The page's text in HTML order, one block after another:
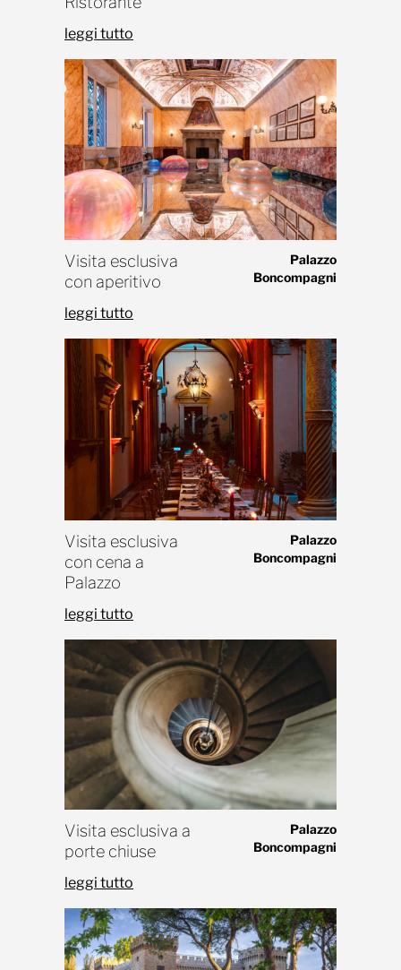
leggi tutto
Visita esclusiva
con aperitivo
Palazzo
Boncompagni
leggi tutto
Visita esclusiva
con cena a
Palazzo
Palazzo
Boncompagni
leggi tutto
Visita esclusiva a
porte chiuse
Palazzo
Boncompagni
leggi tutto